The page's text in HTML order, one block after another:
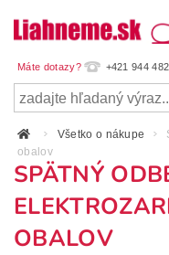
+421 944
Všetko o nákupe
obalov
SPÄTNÝ
OBALOV